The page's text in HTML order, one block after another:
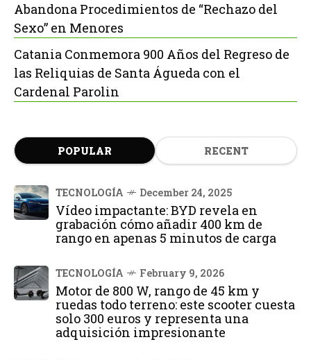
Abandona Procedimientos de “Rechazo del
Sexo” en Menores
Catania Conmemora 900 Años del Regreso de
las Reliquias de Santa Águeda con el
Cardenal Parolin
POPULAR RECENT
TECNOLOGÍA December 24, 2025
Vídeo impactante: BYD revela en
grabación cómo añadir 400 km de
rango en apenas 5 minutos de carga
TECNOLOGÍA February 9, 2026
Motor de 800 W, rango de 45 km y
ruedas todo terreno: este scooter cuesta
solo 300 euros y representa una
adquisición impresionante